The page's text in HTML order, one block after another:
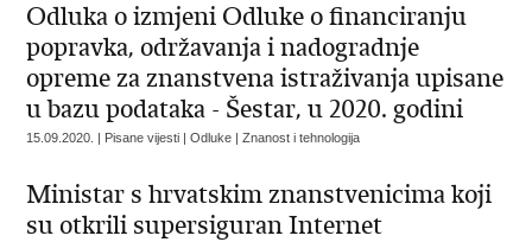
Odluka o izmjeni Odluke o financiranju
popravka, održavanja i nadogradnje
opreme za znanstvena istraživanja upisane
u bazu podataka - Šestar, u 2020. godini
15.09.2020. | Pisane vijesti | Odluke | Znanost i tehnologija
Ministar s hrvatskim znanstvenicima koji
su otkrili supersiguran Internet